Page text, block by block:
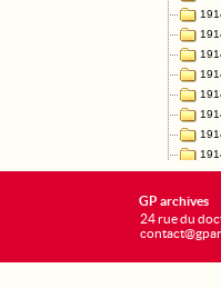
GP archives
24 rue du